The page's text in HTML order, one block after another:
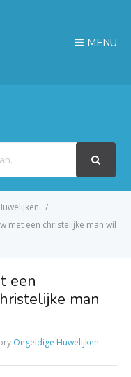
MENU
met een christelijke man wil
een
man
Ongeldige Huwelijken